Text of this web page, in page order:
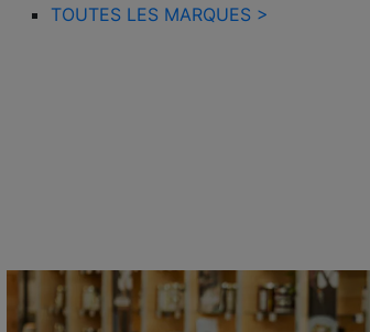
TOUTES LES MARQUES >